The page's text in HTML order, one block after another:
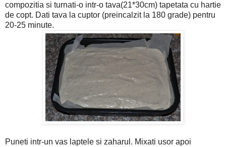
compozitia si turnati-o intr-o tava(21*30cm) tapetata cu hartie
de copt. Dati tava la cuptor (preincalzit la 180 grade) pentru
20-25 minute.
Puneti intr-un vas laptele si zaharul. Mixati usor apoi